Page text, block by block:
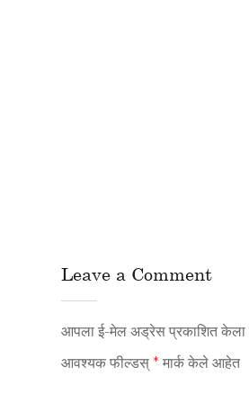
Leave a Comment
आपला ई-मेल अड्रेस प्रकाशित केला
आवश्यक फील्डस् * मार्क केले आहेत